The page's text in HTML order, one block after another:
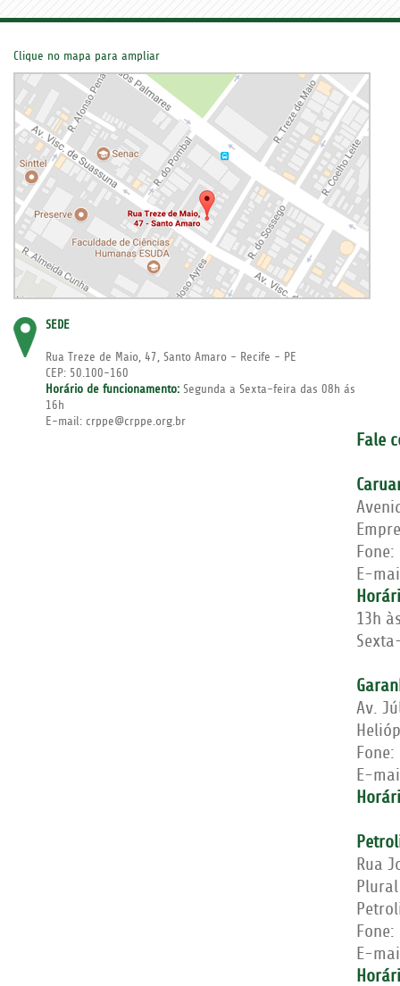
Clique no mapa para ampliar
SEDE
Rua Treze de Maio, 47, Santo Amaro - Recife - PE
CEP: 50.100-160
Horário de funcionamento: Segunda a Sexta-feira das 08h ás
16h
E-mail: crppe@crppe.org.br
Fale
Fone:
E-
13h
Av.
Fone:
E-
Rua
Fone:
E-